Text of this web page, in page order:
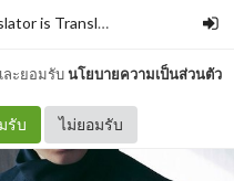
ละยอมรับนโยบายความเป็นส่วนตัว
รับ ไม่ยอมรับ
เมื่อว่างแปล | A Translator is Translating Meen